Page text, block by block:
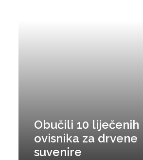
Obučili 10 liječenih
ovisnika za drvene
suvenire